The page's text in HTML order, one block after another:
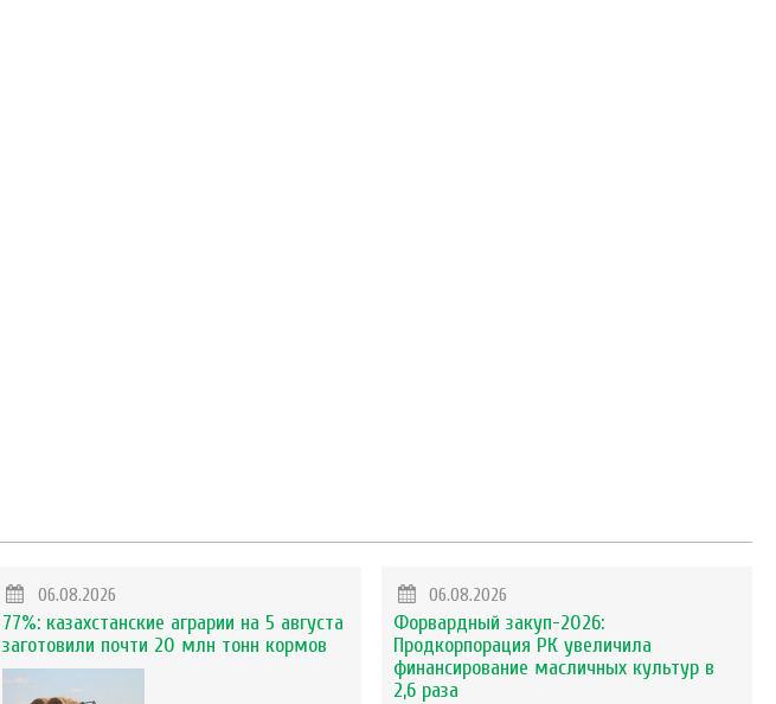
06.08.2026
77%: казахстанские аграрии на 5 августа
заготовили почти 20 млн тонн кормов
06.08.2026
Форвардный закуп-2026:
Продкорпорация РК увеличила
финансирование масличных культур в
2,6 раза